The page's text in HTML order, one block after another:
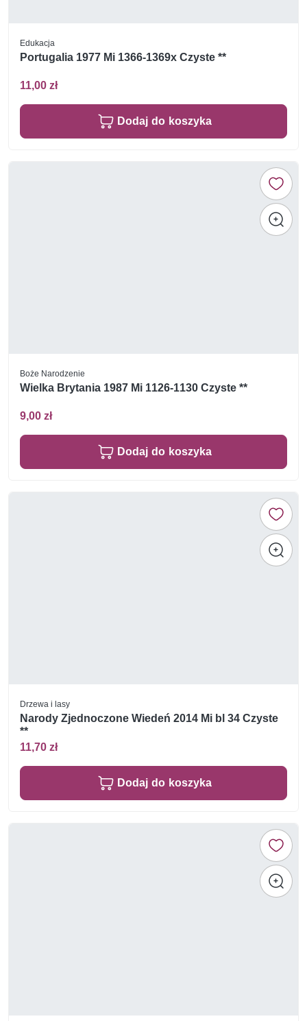
Edukacja
Portugalia 1977 Mi 1366-1369x Czyste **
11,00 zł
Dodaj do koszyka
Boże Narodzenie
Wielka Brytania 1987 Mi 1126-1130 Czyste **
9,00 zł
Dodaj do koszyka
Drzewa i lasy
Narody Zjednoczone Wiedeń 2014 Mi bl 34 Czyste
**
11,70 zł
Dodaj do koszyka